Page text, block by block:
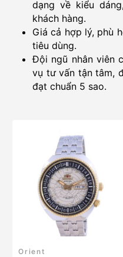
dạng về kiểu
khách hàng.
Giá cả hợp lý, phù
tiêu dùng.
Đội ngũ nhân viên
vụ tư vấn tận tâm,
đạt chuẩn 5 sao.
Orient